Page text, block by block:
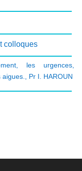
colloques
, les urgences,
Pr I. HAROUN